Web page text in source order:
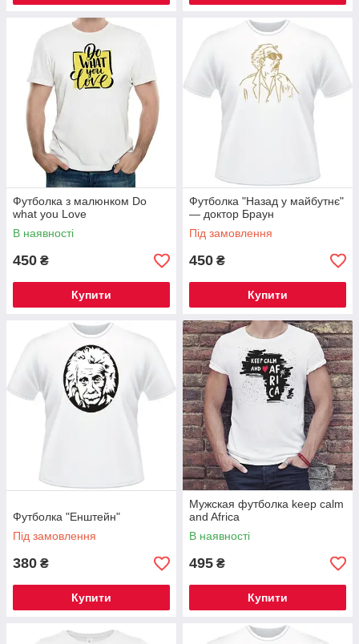
Футболка з малюнком Do
what you Love
В наявності
450 ₴
Купити
Футболка "Назад у майбутнє"
— доктор Браун
Під замовлення
450 ₴
Купити
Футболка "Енштейн"
Під замовлення
380 ₴
Купити
Мужская футболка keep calm
and Africa
В наявності
495 ₴
Купити